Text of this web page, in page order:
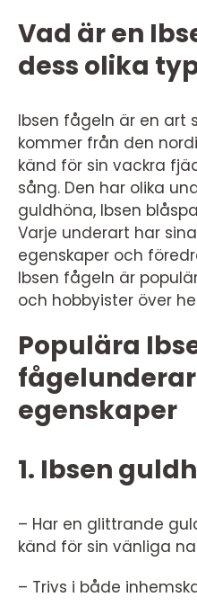
Vad är en
dess olika
Ibsen fågeln är en art
kommer från den
känd för sin vackra
sång. Den har olika
guldhöna, Ibsen
Varje underart har
egenskaper och
Ibsen fågeln är
och hobbyister över
Populära
egenskaper
1. Ibsen
– Har en glittrande
känd för sin vänliga
– Trivs i både